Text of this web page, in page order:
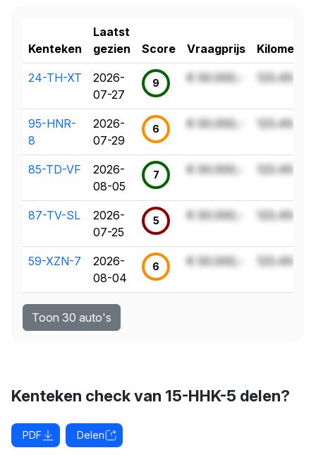
Kenteken
Laatst
gezien
Score Vraagprijs
24-TH-XT
2026-
07-27
9 € 00.000,- 123.456 km
95-HNR-
8
2026-
07-29
6 € 00.000,- 123.456 km
85-TD-VF
2026-
08-05
7 € 00.000,- 123.456 km
87-TV-SL
2026-
07-25
5 € 00.000,- 123.456 km
59-XZN-7
2026-
08-04
6 € 00.000,- 123.456 km
Toon 30 auto's
Kenteken check van 15-HHK-5 delen?
PDF Delen